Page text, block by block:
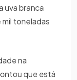
uva branca
toneladas
na
que está